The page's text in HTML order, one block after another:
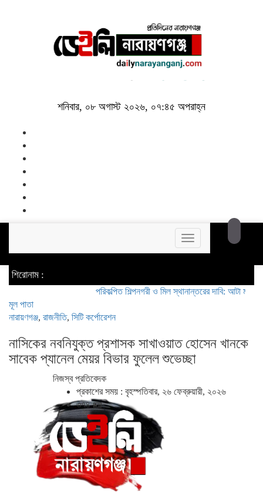
শনিবার, ০৮ অগাস্ট ২০২৬, ০৭:৪৫ অপরাহ্ন
Toggle
navigation
শিরোনাম :
পরিকল্পিত শিল্পনগরী ও মিল স্থানান্তরের দাবি: আটা ময়দা মিল মালিক
মূল পাতা
নারায়ণগঞ্জ, রাজনীতি, সিটি কর্পোরেশন
নাসিকের নবনিযুক্ত প্রশাসক সাখাওয়াত হোসেন খানকে
সাবেক প্যানেল মেয়র বিভার ফুলেল শুভেচ্ছা
নিজস্ব প্রতিবেদক
প্রকাশের সময় : বৃহস্পতিবার, ২৬ ফেব্রুয়ারী, ২০২৬
৩৭৪ 🪪